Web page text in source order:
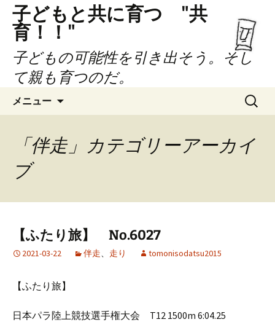
子どもと共に育つ "共
育！！"
子どもの可能性を引き出そう。そし
て親も育つのだ。
メニュー
ン
ツ
プ
検
索:
「伴走」カテゴリーアーカイ
ブ
【ふたり旅】 No.6027
2021-03-22 伴走、 走り tomonisodatsu2015
【ふたり旅】
日本パラ陸上競技選手権大会 T12 1500m 6:04.25